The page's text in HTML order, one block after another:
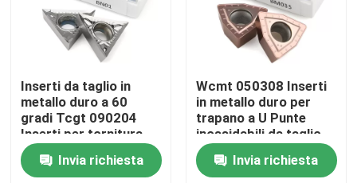
Casa
Prodotti
Video
Inserti da taglio in
metallo duro a 60
gradi Tcgt 090204
Inserti per tornitura
CNC
Invia richiesta
Wcmt 050308 Inserti
in metallo duro per
trapano a U Punte
inossidabili da taglio
indicizzabili
Invia richiesta